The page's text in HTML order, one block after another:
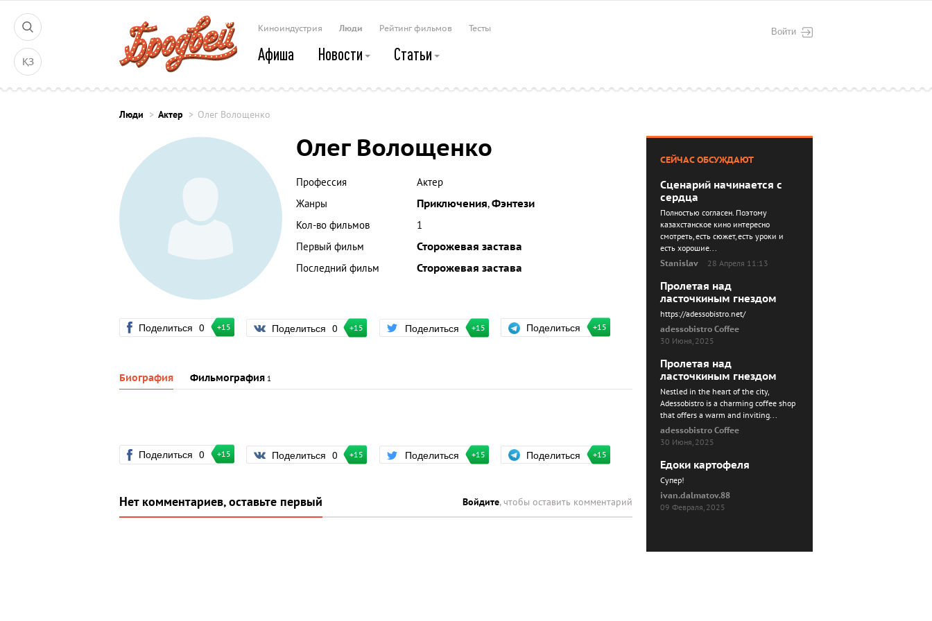
ҚЗ
Войти
Киноиндустрия Люди Рейтинг фильмов Тесты
Афиша Новости Статьи
Люди Актер Олег Волощенко
Олег Волощенко
Профессия
Актер
Жанры
Приключения,Фэнтези
Кол-во фильмов
1
Первый фильм
Сторожевая застава
Последний фильм
Сторожевая застава
Поделиться 0 +15 Поделиться 0 +15 Поделиться +15 Поделиться +15
Биография Фильмография 1
Поделиться 0 +15 Поделиться 0 +15 Поделиться +15 Поделиться +15
Нет комментариев, оставьте первый Войдите, чтобы оставить комментарий
СЕЙЧАС ОБСУЖДАЮТ
Сценарий начинается с
сердца
Полностью согласен. Поэтому
казахстанское кино интересно
смотреть, есть сюжет, есть уроки и
есть хорошие...
Stanislav
28 Апреля 11:13
Пролетая над
ласточкиным гнездом
https://adessobistro.net/
adessobistro Coffee
30 Июня, 2025
Пролетая над
ласточкиным гнездом
Nestled in the heart of the city,
Adessobistro is a charming coffee shop
that offers a warm and inviting...
adessobistro Coffee
30 Июня, 2025
Едоки картофеля
Cупер!
ivan.dalmatov.88
09 Февраля, 2025